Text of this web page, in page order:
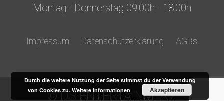
Montag - Donnerstag 09:00h - 18:00h
Impressum Datenschutzerklärung AGBs
© DS ENTERTAINMENT
Durch die weitere Nutzung der Seite stimmst du der Verwendung
von Cookies zu.Weitere Informationen Akzeptieren